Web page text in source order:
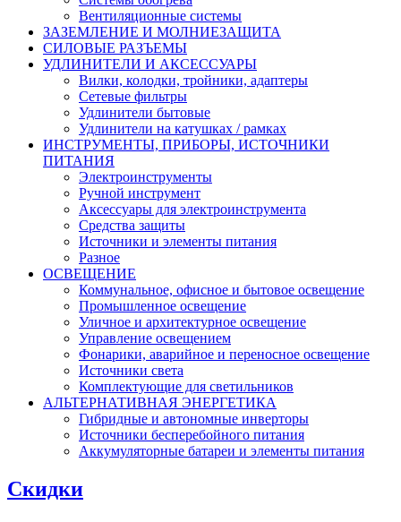
Вентиляционные системы
ЗАЗЕМЛЕНИЕ И МОЛНИЕЗАЩИТА
СИЛОВЫЕ РАЗЪЕМЫ
УДЛИНИТЕЛИ И АКСЕССУАРЫ
Вилки, колодки, тройники, адаптеры
Сетевые фильтры
Удлинители бытовые
Удлинители на катушках / рамках
ИНСТРУМЕНТЫ, ПРИБОРЫ, ИСТОЧНИКИ
ПИТАНИЯ
Электроинструменты
Ручной инструмент
Аксессуары для электроинструмента
Средства защиты
Источники и элементы питания
Разное
ОСВЕЩЕНИЕ
Коммунальное, офисное и бытовое освещение
Промышленное освещение
Уличное и архитектурное освещение
Управление освещением
Фонарики, аварийное и переносное освещение
Источники света
Комплектующие для светильников
АЛЬТЕРНАТИВНАЯ ЭНЕРГЕТИКА
Гибридные и автономные инверторы
Источники бесперебойного питания
Аккумуляторные батареи и элементы питания
Скидки